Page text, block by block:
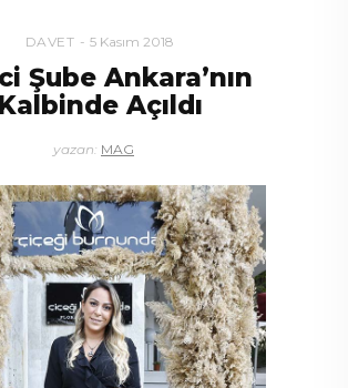
DAVET 5 Kasım 2018
Şube Ankara’nın
Kalbinde Açıldı
yazan: MAG